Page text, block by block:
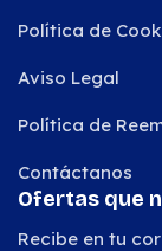
Política de
Aviso Legal
Política de
Contáctanos
Ofertas que
Recibe en tu